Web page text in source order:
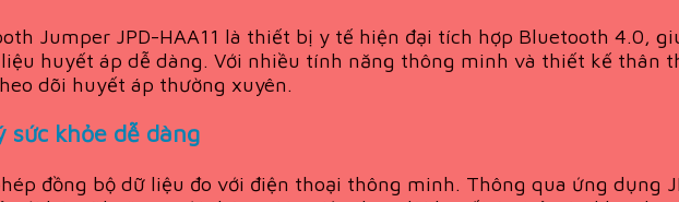
Jumper JPD-HAA11 là thiết bị y tế hiện đại tích hợp Bluetooth 4.0,
huyết áp dễ dàng. Với nhiều tính năng thông minh và thiết kế thân
dõi huyết áp thường xuyên.
sức khỏe dễ dàng
đồng bộ dữ liệu đo với điện thoại thông minh. Thông qua ứng dụng